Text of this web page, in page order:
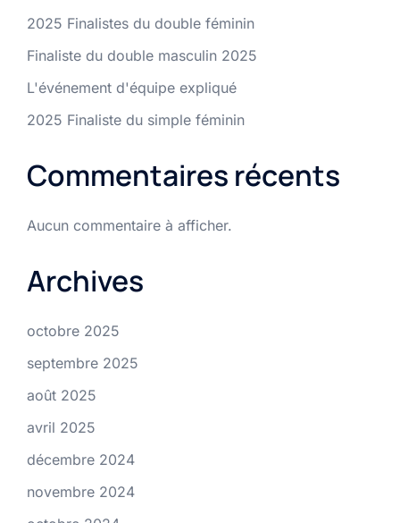
2025 Finalistes du double féminin
Finaliste du double masculin 2025
L'événement d'équipe expliqué
2025 Finaliste du simple féminin
Commentaires récents
Aucun commentaire à afficher.
Archives
octobre 2025
septembre 2025
août 2025
avril 2025
décembre 2024
novembre 2024